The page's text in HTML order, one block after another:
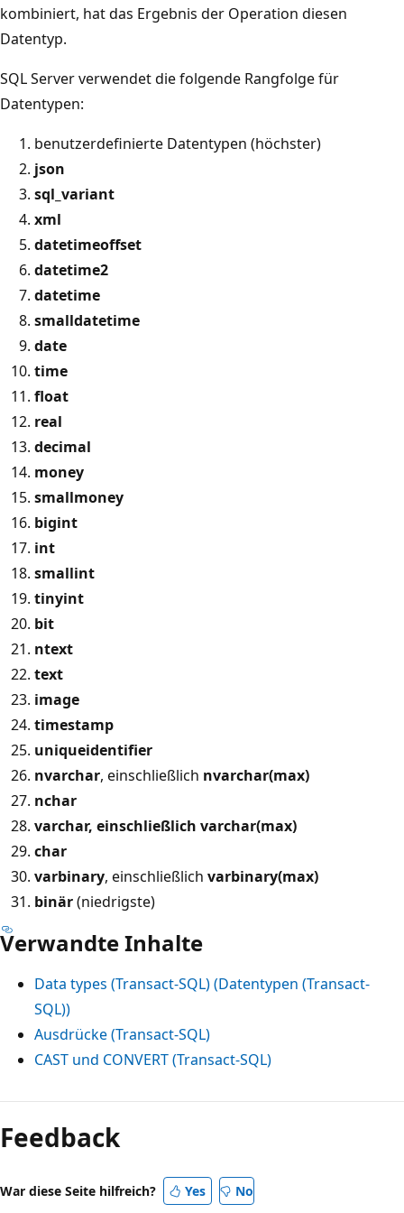
kombiniert, hat das Ergebnis der Operation diesen
Datentyp.
SQL Server verwendet die folgende Rangfolge für
Datentypen:
benutzerdefinierte Datentypen (höchster)
json
sql_variant
xml
datetimeoffset
datetime2
datetime
smalldatetime
date
time
float
real
decimal
money
smallmoney
bigint
int
smallint
tinyint
bit
ntext
text
image
timestamp
uniqueidentifier
nvarchar, einschließlich nvarchar(max)
nchar
varchar, einschließlich varchar(max)
char
varbinary, einschließlich varbinary(max)
binär(niedrigste)
Verwandte Inhalte
Data types (Transact-SQL) (Datentypen (Transact-
SQL))
Ausdrücke (Transact-SQL)
CAST und CONVERT (Transact-SQL)
Lesemodus
deaktiviert
Feedback
War diese Seite hilfreich? Yes No